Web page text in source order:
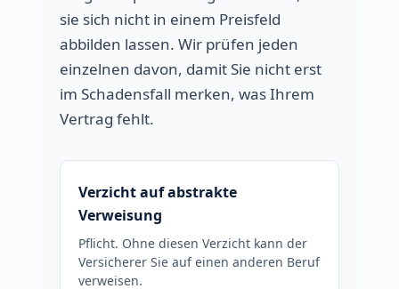
sie sich nicht in einem Preisfeld
abbilden lassen. Wir prüfen jeden
einzelnen davon, damit Sie nicht erst
im Schadensfall merken, was Ihrem
Vertrag fehlt.
Verzicht auf abstrakte
Verweisung
Pflicht. Ohne diesen Verzicht kann der
Versicherer Sie auf einen anderen Beruf
verweisen.